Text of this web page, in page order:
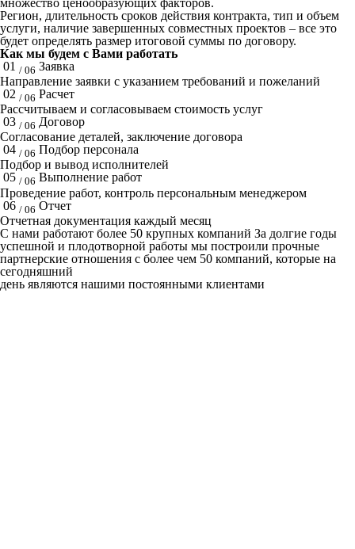
Регион, длительность сроков действия контракта, тип и объем
услуги, наличие завершенных совместных проектов – все это
будет определять размер итоговой суммы по договору.
Как мы будем с Вами работать
01 / 06 Заявка
Направление заявки с указанием требований и пожеланий
02 / 06 Расчет
Рассчитываем и согласовываем стоимость услуг
03 / 06 Договор
Согласование деталей, заключение договора
04 / 06 Подбор персонала
Подбор и вывод исполнителей
05 / 06 Выполнение работ
Проведение работ, контроль персональным менеджером
06 / 06 Отчет
Отчетная документация каждый месяц
C нами работают более 50 крупных компаний За долгие годы
успешной и плодотворной работы мы построили прочные
партнерские отношения с более чем 50 компаний, которые на
сегодняшний
день являются нашими постоянными клиентами